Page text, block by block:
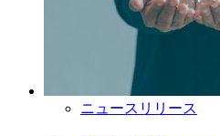
ニュースリリース